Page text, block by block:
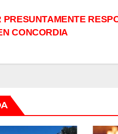
PRESUNTAMENTE
CONCORDIA